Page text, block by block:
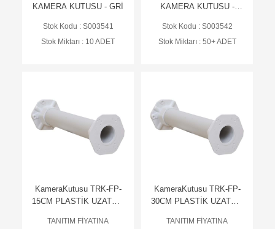
KAMERA KUTUSU - GRİ
Stok Kodu : S003541
Stok Miktarı : 10 ADET
KAMERA KUTUSU -
Stok Kodu : S003542
Stok Miktarı : 50+ ADET
KameraKutusu TRK-FP-
15CM PLASTİK UZATMA
TANITIM FİYATINA
KameraKutusu TRK-FP-
30CM PLASTİK UZATMA
TANITIM FİYATINA